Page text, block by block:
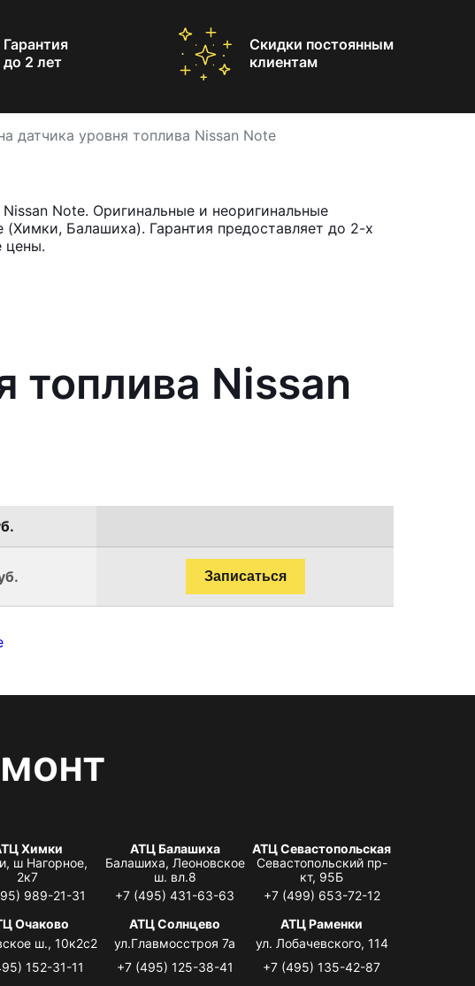
Гарантия
до 2 лет
Скидки постоянным
клиентам
датчика уровня топлива Nissan Note
Note. Оригинальные и неоригинальные
Балашиха). Гарантия предоставляет до 2-х
цены.
топлива Nissan
Записаться
Химки
ш Нагорное,
2к7
989-21-31
АТЦ Балашиха
Балашиха, Леоновское
ш. вл.8
+7 (495) 431-63-63
АТЦ Севастопольская
Севастопольский пр-
кт, 95Б
+7 (499) 653-72-12
Очаково
ш., 10к2с2
152-31-11
АТЦ Солнцево
ул.Главмосстроя 7а
+7 (495) 125-38-41
АТЦ Раменки
ул. Лобачевского, 114
+7 (495) 135-42-87